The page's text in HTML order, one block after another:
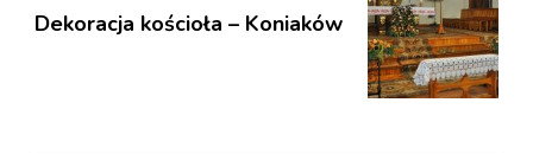
Dekoracja kościoła – Koniaków